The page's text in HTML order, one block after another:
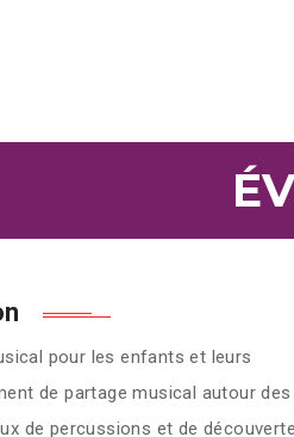
pour les enfants et leurs
de partage musical autour des
de percussions et de découverte